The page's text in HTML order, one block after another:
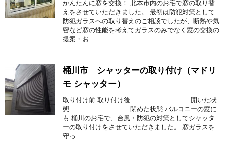
かんたんに窓を交換！ 北本市内のお宅で窓の取り替
えをさせていただきました。 最初は防犯対策として
防犯ガラスへの取り替えのご相談でしたが、断熱や気
密など窓の性能を考えてガラスのみでなく窓の交換の
提案・お ...
桶川市 シャッターの取り付け（マドリ
モ シャッター）
取り付け前 取り付け後 開いた状
態 閉めた状態 バルコニーの窓に
も 桶川のお宅で、台風・防犯の対策としてシャッタ
ーの取り付けをさせていただきました。 窓ガラスを
守っ ...